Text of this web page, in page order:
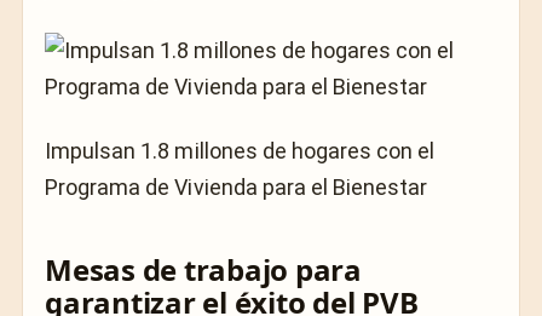
Impulsan 1.8 millones de hogares con el
Programa de Vivienda para el Bienestar
Mesas de trabajo para
garantizar el éxito del PVB